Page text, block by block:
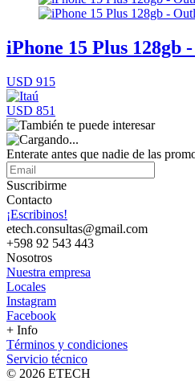
iPhone 15 Plus 128gb
USD 915
USD 851
Enterate antes que nadie de las
Suscribirme
Contacto
¡Escribinos!
etech.consultas@gmail.com
+598 92 543 443
Nosotros
Nuestra empresa
Locales
Instagram
Facebook
+ Info
Términos y condiciones
Servicio técnico
© 2026 ETECH